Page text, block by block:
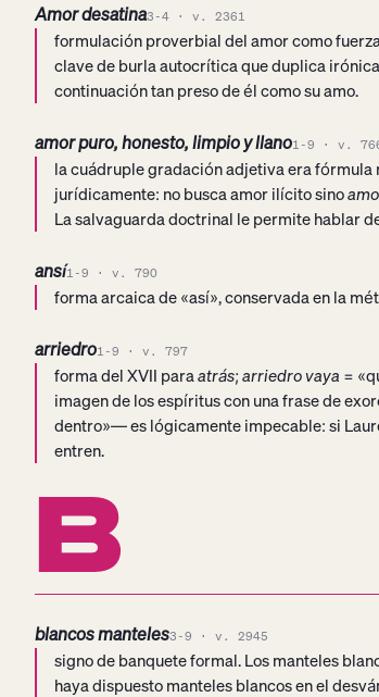
Amor desatina3-4 · v. 2361
formulación proverbial del amor como
clave de burla autocrítica que duplica
continuación tan preso de él como su amo.
amor puro, honesto, limpio y llano1-9 · v.
la cuádruple gradación adjetiva era fórmula
jurídicamente: no busca amor ilícito sino
La salvaguarda doctrinal le permite hablar
ansí1-9 · v. 790
forma arcaica de «así», conservada en la
arriedro1-9 · v. 797
forma del XVII paraatrás; arriedro vaya =
imagen de los espíritus con una frase de
dentro»— es lógicamente impecable: si
entren.
B
blancos manteles3-9 · v. 2945
signo de banquete formal. Los manteles
haya dispuesto manteles blancos en el